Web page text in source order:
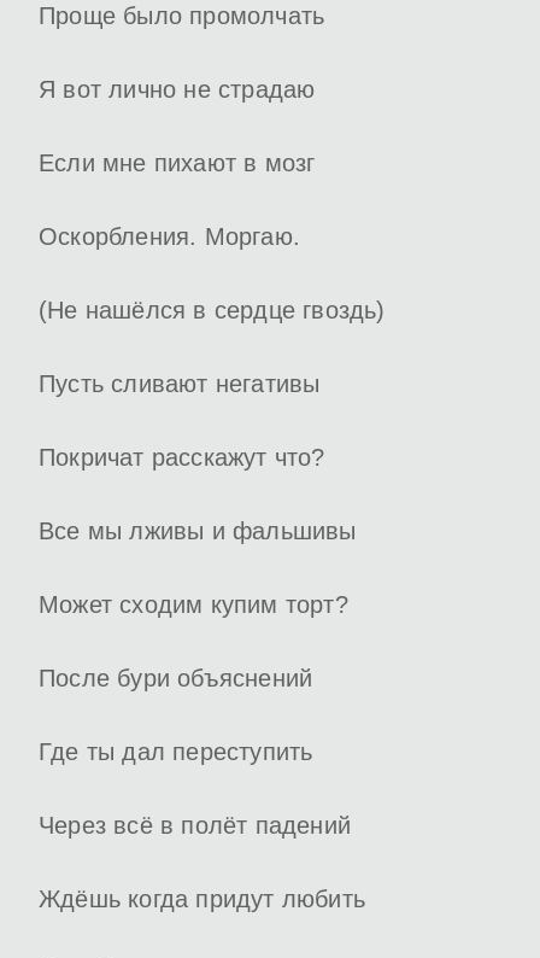
Проще было промолчать
Я вот лично не страдаю
Если мне пихают в мозг
Оскорбления. Моргаю.
(Не нашёлся в сердце гвоздь)
Пусть сливают негативы
Покричат расскажут что?
Все мы лживы и фальшивы
Может сходим купим торт?
После бури объяснений
Где ты дал переступить
Через всё в полёт падений
Ждёшь когда придут любить